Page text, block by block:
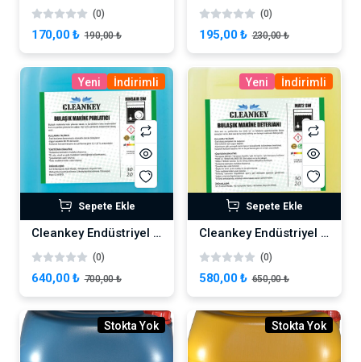
(0)
170,00 ₺ 190,00 ₺
(0)
195,00 ₺ 230,00 ₺
Yeni İndirimli
Sepete Ekle
Cleankey Endüstriyel Bulaşık Makinesi Parlatıcısı 20 lt
(0)
640,00 ₺ 700,00 ₺
Yeni İndirimli
Sepete Ekle
Cleankey Endüstriyel Bulaşık Makinesi Deterjanı 20 L
(0)
580,00 ₺ 650,00 ₺
Stokta Yok Stokta Yok